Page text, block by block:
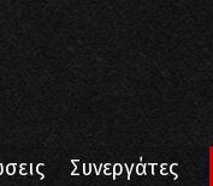
Συνεργάτες
ιστοσελίδες